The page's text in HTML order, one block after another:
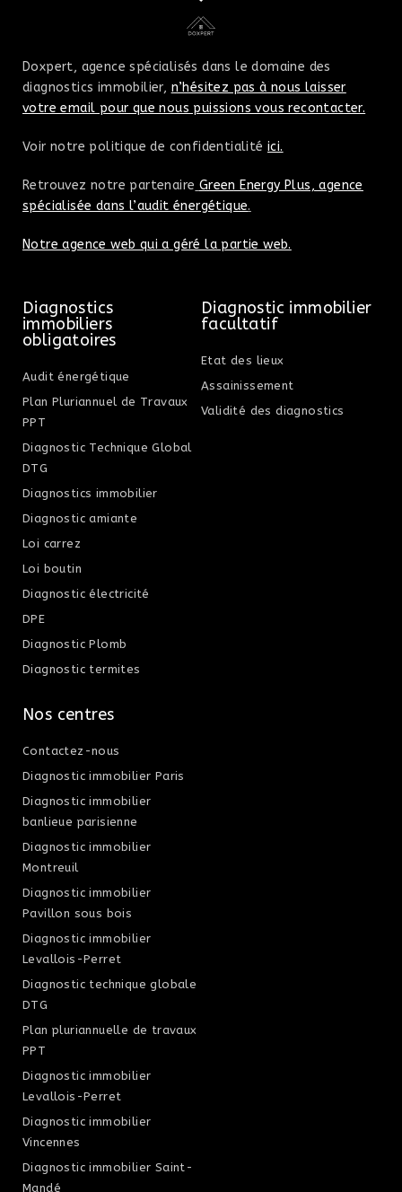
Doxpert, agence spécialisés dans le domaine des
diagnostics immobilier, n’hésitez pas à nous laisser
votre email pour que nous puissions vous recontacter.
Voir notre politique de confidentialité ici.
Retrouvez notre partenaire Green Energy Plus, agence
spécialisée dans l’audit énergétique.
Notre agence web qui a géré la partie web.
Diagnostics
immobiliers
obligatoires
Audit énergétique
Plan Pluriannuel de Travaux
PPT
Diagnostic Technique Global
DTG
Diagnostics immobilier
Diagnostic amiante
Loi carrez
Loi boutin
Diagnostic électricité
DPE
Diagnostic Plomb
Diagnostic termites
Diagnostic immobilier
facultatif
Etat des lieux
Assainissement
Validité des diagnostics
Nos centres
Contactez-nous
Diagnostic immobilier Paris
Diagnostic immobilier
banlieue parisienne
Diagnostic immobilier
Montreuil
Diagnostic immobilier
Pavillon sous bois
Diagnostic immobilier
Levallois-Perret
Diagnostic technique globale
DTG
Plan pluriannuelle de travaux
PPT
Diagnostic immobilier
Levallois-Perret
Diagnostic immobilier
Vincennes
Diagnostic immobilier Saint-
Mandé